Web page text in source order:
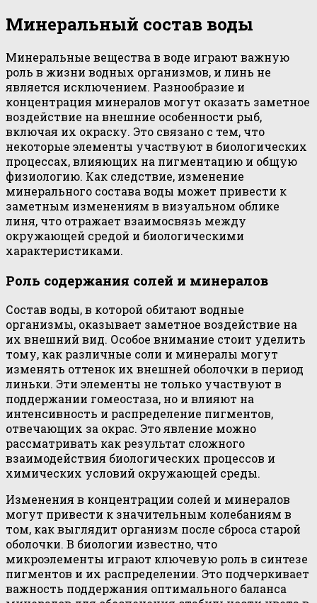
Минеральный состав воды
Минеральные вещества в воде играют важную
роль в жизни водных организмов, и линь не
является исключением. Разнообразие и
концентрация минералов могут оказать заметное
воздействие на внешние особенности рыб,
включая их окраску. Это связано с тем, что
некоторые элементы участвуют в биологических
процессах, влияющих на пигментацию и общую
физиологию. Как следствие, изменение
минерального состава воды может привести к
заметным изменениям в визуальном облике
линя, что отражает взаимосвязь между
окружающей средой и биологическими
характеристиками.
Роль содержания солей и минералов
Состав воды, в которой обитают водные
организмы, оказывает заметное воздействие на
их внешний вид. Особое внимание стоит уделить
тому, как различные соли и минералы могут
изменять оттенок их внешней оболочки в период
линьки. Эти элементы не только участвуют в
поддержании гомеостаза, но и влияют на
интенсивность и распределение пигментов,
отвечающих за окрас. Это явление можно
рассматривать как результат сложного
взаимодействия биологических процессов и
химических условий окружающей среды.
Изменения в концентрации солей и минералов
могут привести к значительным колебаниям в
том, как выглядит организм после сброса старой
оболочки. В биологии известно, что
микроэлементы играют ключевую роль в синтезе
пигментов и их распределении. Это подчеркивает
важность поддержания оптимального баланса